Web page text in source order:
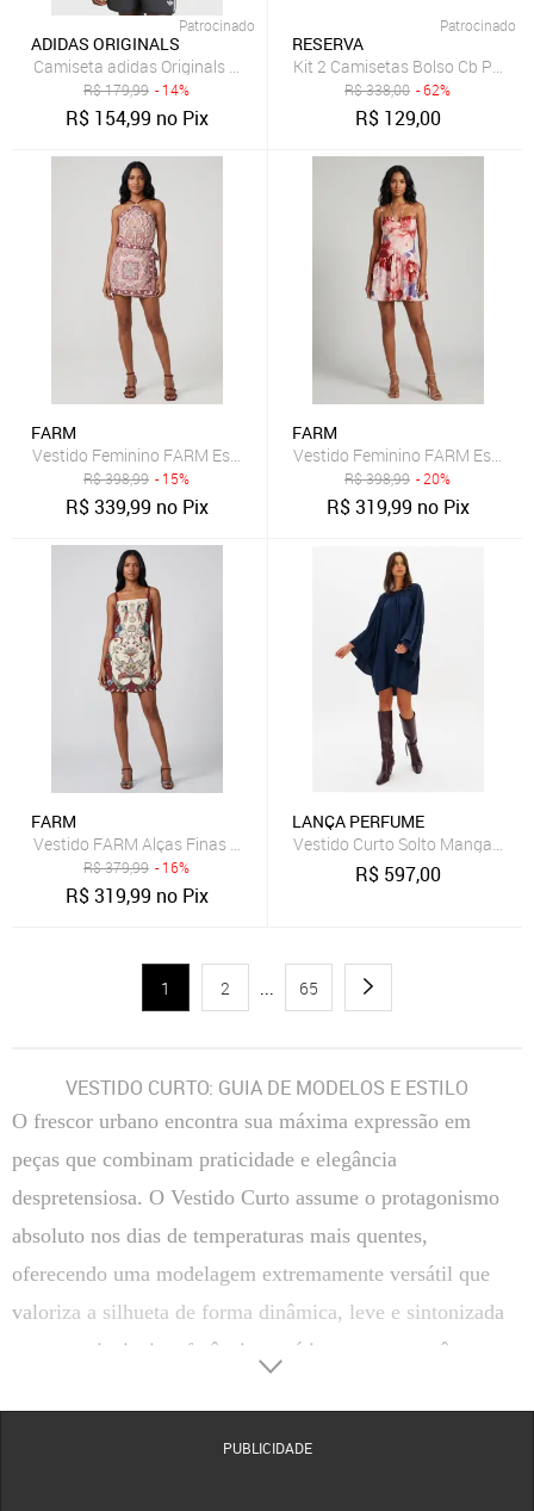
Patrocinado
ADIDAS ORIGINALS
Camiseta adidas Originals 3 Stripes Preta
R$179,99 - 14%
R$ 154,99 no Pix
Patrocinado
RESERVA
Kit 2 Camisetas Bolso Cb Pica-
R$338,00 - 62%
R$ 129,00
FARM
Vestido Feminino FARM Estampa Floral Rosa
R$398,99 - 15%
R$339,99 no Pix
FARM
Vestido Feminino FARM
R$398,99 - 20%
R$319,99 no Pix
FARM
Vestido FARM Alças Finas Estampa Floral Vermelho
R$379,99 - 16%
R$319,99 no Pix
LANÇA PERFUME
Vestido Curto Solto Manga
R$ 597,00
1 2 ... 65
VESTIDO CURTO: GUIA DE MODELOS E ESTILO
O frescor urbano encontra sua máxima expressão em
peças que combinam praticidade e elegância
despretensiosa. O Vestido Curto assume o protagonismo
absoluto nos dias de temperaturas mais quentes,
oferecendo uma modelagem extremamente versátil que
valoriza a silhueta de forma dinâmica, leve e sintonizada
com as principais referências estéticas contemporâneas.
PUBLICIDADE